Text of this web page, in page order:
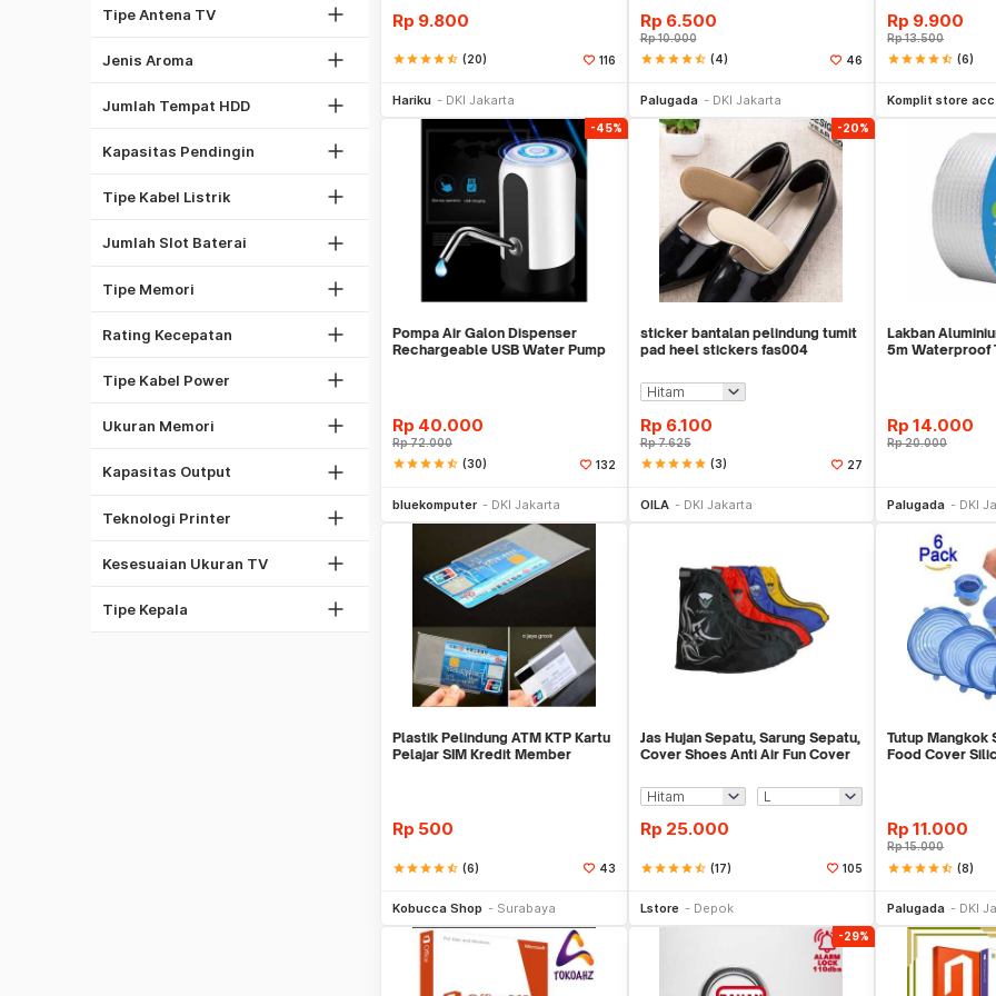
Tipe Antena TV
Antena Omni
Jenis Aroma
Spicy
Jumlah Tempat HDD
5
Kapasitas Pendingin
2 PK
Tipe Kabel Listrik
Kabel NYM
Jumlah Slot Baterai
2
8
Tipe Memori
DDR3
Rating Kecepatan
2133 Mhz
Tipe Kabel Power
Kabel Listrik
Kabel PSU Komputer
Ukuran Memori
4GB
32GB
Kapasitas Output
550W
Teknologi Printer
Dot Matrix
Thermal Printer
Kesesuaian Ukuran TV
32"
60"
Tipe Kepala
Obeng Set
Rp 9.800
starstarstarstarstar_half (20) 116
Hariku DKI Jakarta
Rp 6.500
Rp10.000
starstarstarstarstar_half (4) 46
Palugada DKI Jakarta
Rp 9.900
Rp13.500
starstarstarstarstar_half (6)
Komplit store acc
-45%
Pompa Air Galon Dispenser
Rechargeable USB Water Pump
Rp 40.000
Rp72.000
starstarstarstarstar_half (30) 132
bluekomputer DKI Jakarta
-20%
sticker bantalan pelindung tumit
pad heel stickers fas004
Rp 6.100
Rp7.625
starstarstarstarstar (3) 27
OILA DKI Jakarta
Lakban
5m Waterproof
Rp 14.000
Rp20.000
Palugada DKI
Plastik Pelindung ATM KTP Kartu
Pelajar SIM Kredit Member
Rp 500
starstarstarstarstar_half (6) 43
Kobucca Shop Surabaya
Jas Hujan Sepatu, Sarung Sepatu,
Cover Shoes Anti Air Fun Cover
Rp 25.000
starstarstarstarstar_half (17) 105
Lstore Depok
Tutup Mangkok
Food Cover
Rp 11.000
Rp15.000
starstarstarstarstar_half (8)
Palugada DKI
-29%